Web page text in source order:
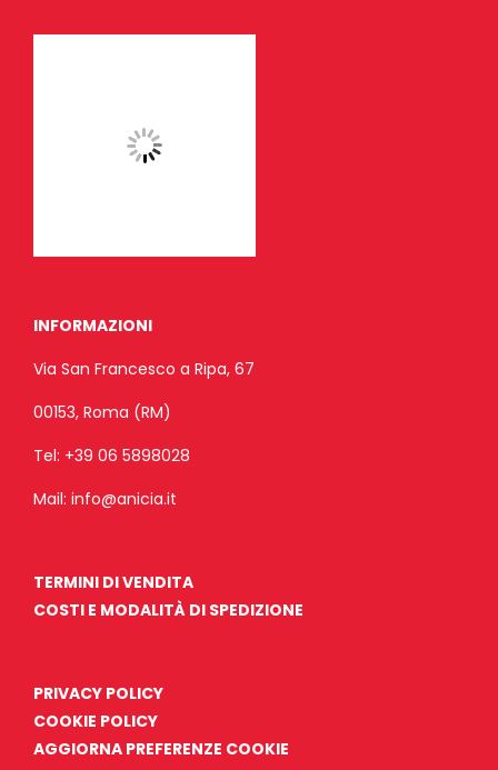
INFORMAZIONI
Via San Francesco a Ripa, 67
00153, Roma (RM)
Tel: +39 06 5898028
Mail: info@anicia.it
TERMINI DI VENDITA
COSTI E MODALITÀ DI SPEDIZIONE
PRIVACY POLICY
COOKIE POLICY
AGGIORNA PREFERENZE COOKIE